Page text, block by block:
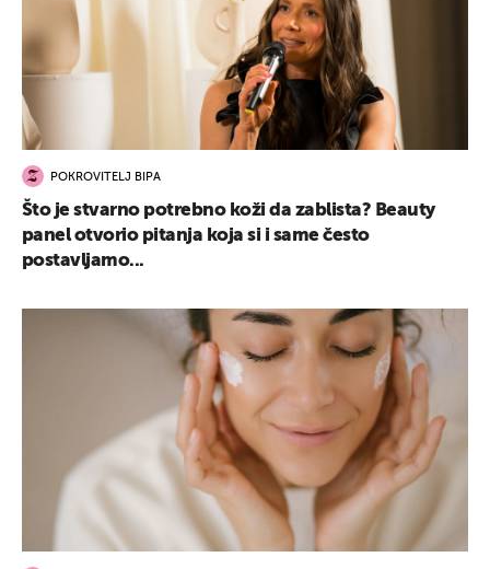
POKROVITELJ BIPA
Što je stvarno potrebno koži da zablista? Beauty
panel otvorio pitanja koja si i same često
postavljamo...